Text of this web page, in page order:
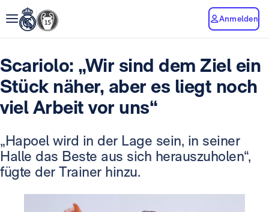
Anmelden
Scariolo: „Wir sind dem Ziel ein
Stück näher, aber es liegt noch
viel Arbeit vor uns“
„Hapoel wird in der Lage sein, in seiner
Halle das Beste aus sich herauszuholen“,
fügte der Trainer hinzu.